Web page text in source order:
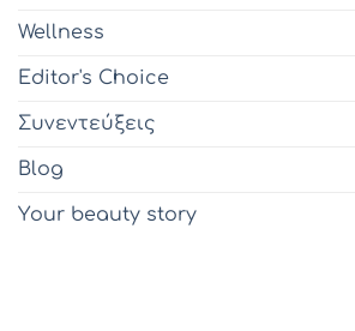
Wellness
Editor's Choice
Συνεντεύξεις
Blog
Υour beauty story